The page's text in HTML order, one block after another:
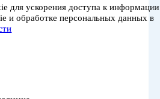
для ускорения доступа к информации
и обработке персональных данных в